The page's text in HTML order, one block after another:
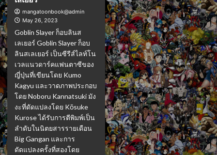
mangatoonbook@admin
May 26, 2023
Goblin Slayer ก็อบลินส
เลเยอร์ Goblin Slayer ก็อบ
ลินสเลเยอร์ เป็นซีรีส์ไลท์โน
เวลแนวดาร์คแฟนตาซีของ
ญี่ปุ่นที่เขียนโดย Kumo
Kagyu และวาดภาพประกอบ
โดย Noboru Kannatsuki มัง
งะที่ดัดแปลงโดย Kōsuke
Kurose ได้รับการตีพิมพ์เป็น
ลำดับในนิตยสารรายเดือน
Big Gangan และการ
ดัดแปลงครั้งที่สองโดย